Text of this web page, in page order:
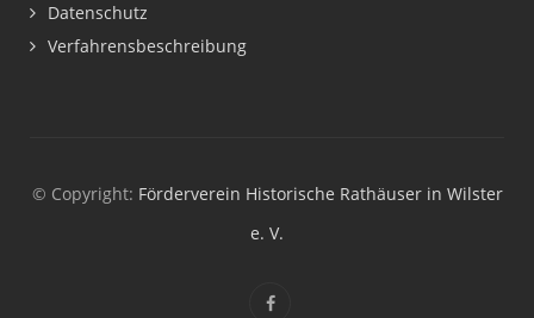
Datenschutz
Verfahrensbeschreibung
© Copyright: Förderverein Historische Rathäuser in Wilster
e. V.